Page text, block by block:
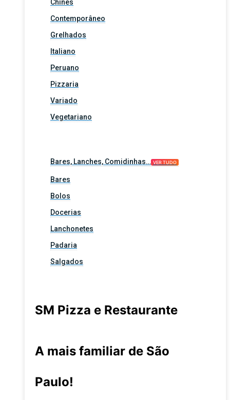
Chinês
Contemporâneo
Grelhados
Italiano
Peruano
Pizzaria
Variado
Vegetariano
Bares, Lanches, Comidinhas… VER TUDO
Bares
Bolos
Docerias
Lanchonetes
Padaria
Salgados
SM Pizza e Restaurante
A mais familiar de São
Paulo!